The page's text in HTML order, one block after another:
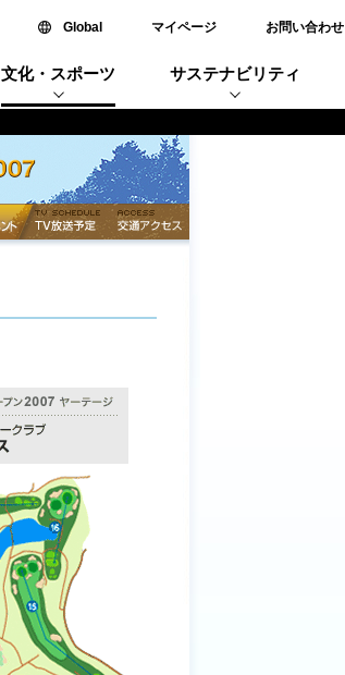
Global新しいウィンドウで開く
マイページ お問い合わせ
文化・スポーツ サステナビリティ